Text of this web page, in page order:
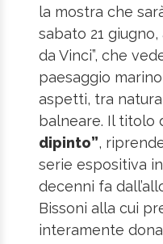
la mostra che
sabato 21
da Vinci”, che
paesaggio
aspetti, tra
balneare. Il titolo
dipinto”,
serie espositiva
decenni fa
Bissoni alla cui
interamente